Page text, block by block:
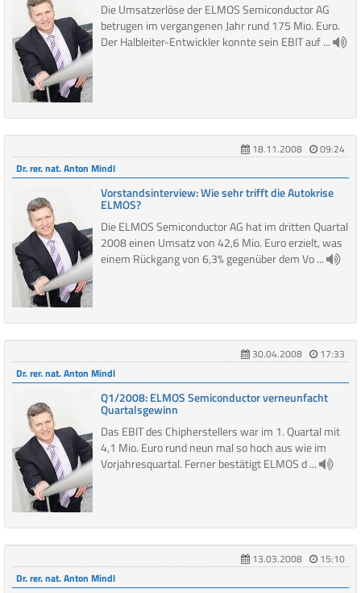
Die Umsatzerlöse der ELMOS Semiconductor AG
betrugen im vergangenen Jahr rund 175 Mio. Euro.
Der Halbleiter-Entwickler konnte sein EBIT auf ...
18.11.2008
09:24
Dr. rer. nat. Anton Mindl
Vorstandsinterview: Wie sehr trifft die Autokrise
ELMOS?
Die ELMOS Semiconductor AG hat im dritten Quartal
2008 einen Umsatz von 42,6 Mio. Euro erzielt, was
einem Rückgang von 6,3% gegenüber dem Vo ...
30.04.2008
17:33
Dr. rer. nat. Anton Mindl
Q1/2008: ELMOS Semiconductor verneunfacht
Quartalsgewinn
Das EBIT des Chipherstellers war im 1. Quartal mit
4,1 Mio. Euro rund neun mal so hoch aus wie im
Vorjahresquartal. Ferner bestätigt ELMOS d ...
13.03.2008
15:10
Dr. rer. nat. Anton Mindl